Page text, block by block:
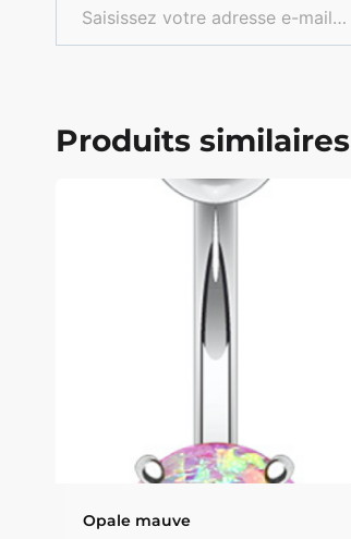
Produits similaires
Opale mauve